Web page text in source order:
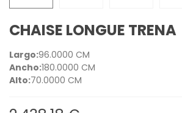
CHAISE LONGUE TRENA
Largo:96.0000 CM
Ancho:180.0000 CM
Alto:70.0000 CM